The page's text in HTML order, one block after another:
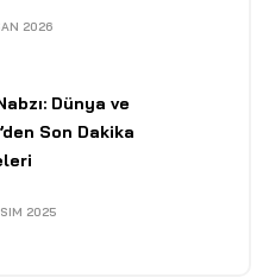
2026
Dünya ve
Son Dakika
2025